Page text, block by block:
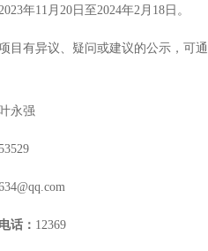
年11月20日至2024年2月18日。
目有异议、疑问或建议的公示，可
永强
话： 12369